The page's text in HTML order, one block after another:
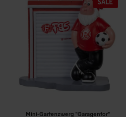
Mini-Gartenzwerg "Garagentor"